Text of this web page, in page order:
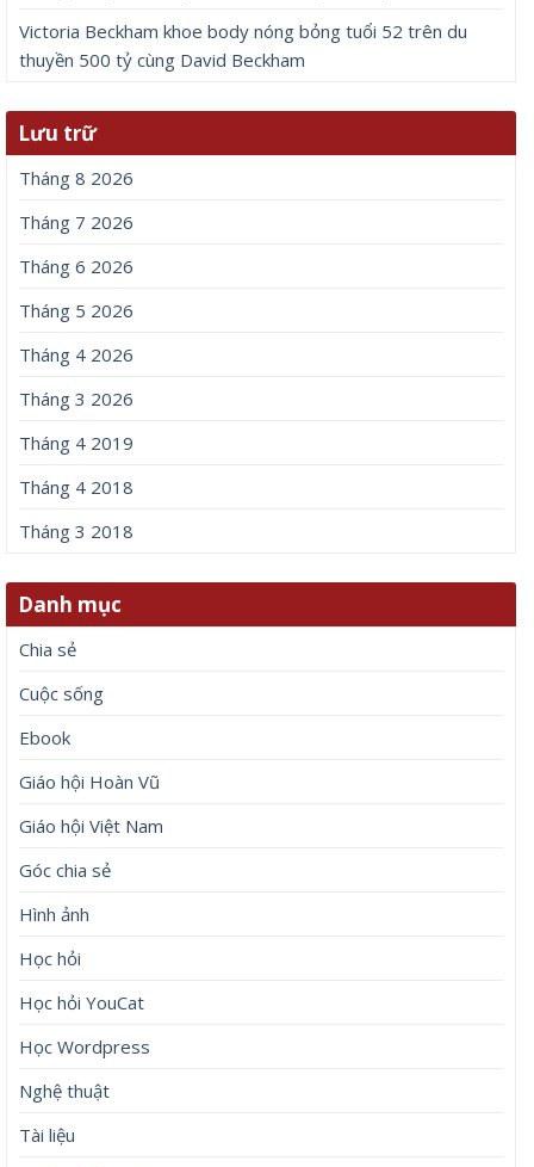
Victoria Beckham khoe body nóng bỏng tuổi 52 trên du
thuyền 500 tỷ cùng David Beckham
Lưu trữ
Tháng 8 2026
Tháng 7 2026
Tháng 6 2026
Tháng 5 2026
Tháng 4 2026
Tháng 3 2026
Tháng 4 2019
Tháng 4 2018
Tháng 3 2018
Danh mục
Chia sẻ
Cuộc sống
Ebook
Giáo hội Hoàn Vũ
Giáo hội Việt Nam
Góc chia sẻ
Hình ảnh
Học hỏi
Học hỏi YouCat
Học Wordpress
Nghệ thuật
Tài liệu